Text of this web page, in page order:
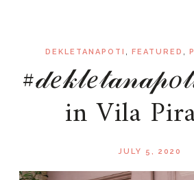
DEKLETANAPOTI FEATURED
in Vila
JULY 5, 2020